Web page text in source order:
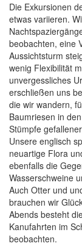
Die Exkursionen
etwas variieren.
beobachten, eine
Aussichtsturm
wenig Flexibilität
unvergessliches
erschließen uns
die wir wandern,
Baumriesen in
Stümpfe
Unsere englisch
neuartige Flora
ebenfalls die
Wasserschweine
Auch Otter und
brauchen wir
Abends besteht
Kanufahrten im
beobachten.